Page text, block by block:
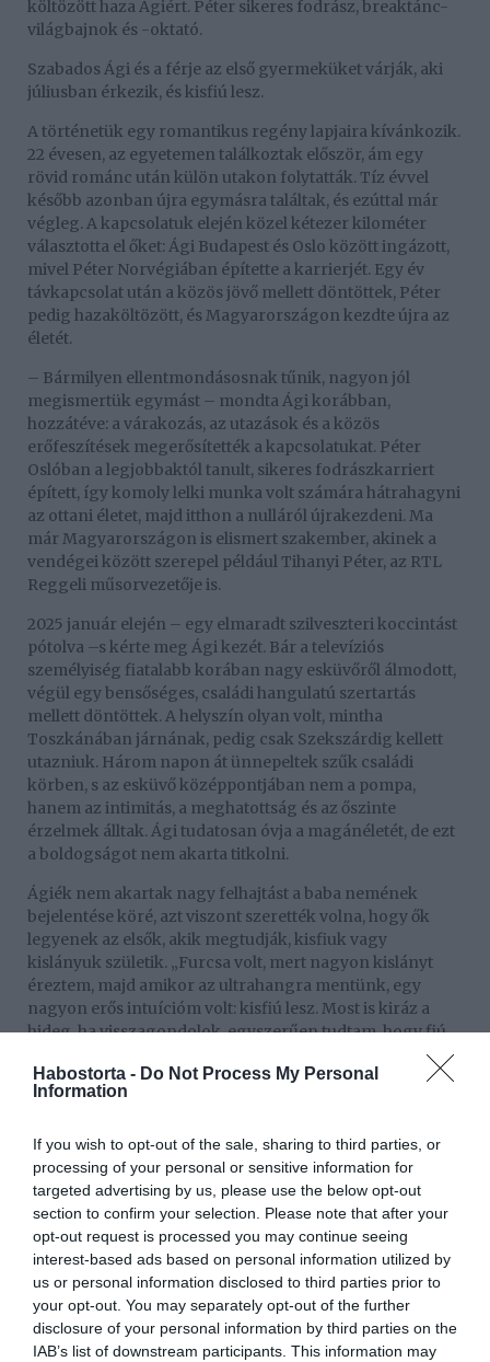
Habostorta - Do Not Process My Personal
Information
If you wish to opt-out of the sale, sharing to third parties, or
processing of your personal or sensitive information for
targeted advertising by us, please use the below opt-out
section to confirm your selection. Please note that after your
opt-out request is processed you may continue seeing
interest-based ads based on personal information utilized by
us or personal information disclosed to third parties prior to
your opt-out. You may separately opt-out of the further
disclosure of your personal information by third parties on the
IAB’s list of downstream participants. This information may
költözött haza Ágiért. Péter sikeres fodrász, breaktánc-
világbajnok és -oktató.
Szabados Ági és a férje az első gyermeküket várják, aki
júliusban érkezik, és kisfiú lesz.
A történetük egy romantikus regény lapjaira kívánkozik.
22 évesen, az egyetemen találkoztak először, ám egy
rövid románc után külön utakon folytatták. Tíz évvel
később azonban újra egymásra találtak, és ezúttal már
végleg. A kapcsolatuk elején közel kétezer kilométer
választotta el őket: Ági Budapest és Oslo között ingázott,
mivel Péter Norvégiában építette a karrierjét. Egy év
távkapcsolat után a közös jövő mellett döntöttek, Péter
pedig hazaköltözött, és Magyarországon kezdte újra az
életét.
– Bármilyen ellentmondásosnak tűnik, nagyon jól
megismertük egymást – mondta Ági korábban,
hozzátéve: a várakozás, az utazások és a közös
erőfeszítések megerősítették a kapcsolatukat. Péter
Oslóban a legjobbaktól tanult, sikeres fodrászkarriert
épített, így komoly lelki munka volt számára hátrahagyni
az ottani életet, majd itthon a nulláról újrakezdeni. Ma
már Magyarországon is elismert szakember, akinek a
vendégei között szerepel például Tihanyi Péter, az RTL
Reggeli műsorvezetője is.
2025 január elején – egy elmaradt szilveszteri koccintást
pótolva –s kérte meg Ági kezét. Bár a televíziós
személyiség fiatalabb korában nagy esküvőről álmodott,
végül egy bensőséges, családi hangulatú szertartás
mellett döntöttek. A helyszín olyan volt, mintha
Toszkánában járnának, pedig csak Szekszárdig kellett
utazniuk. Három napon át ünnepeltek szűk családi
körben, s az esküvő középpontjában nem a pompa,
hanem az intimitás, a meghatottság és az őszinte
érzelmek álltak. Ági tudatosan óvja a magánéletét, de ezt
a boldogságot nem akarta titkolni.
Ágiék nem akartak nagy felhajtást a baba nemének
bejelentése köré, azt viszont szerették volna, hogy ők
legyenek az elsők, akik megtudják, kisfiuk vagy
kislányuk születik. „Furcsa volt, mert nagyon kislányt
éreztem, majd amikor az ultrahangra mentünk, egy
nagyon erős intuícióm volt: kisfiú lesz. Most is kiráz a
hideg, ha visszagondolok, egyszerűen tudtam, hogy fiú.
Megvolt a lánynevünk is, s egy picit sajnálom, hogy el
kellett engednünk” – mesélte.
ismerősen: kevésbé ismert tény, hogy breaktánc-
világbajnok. 2002-ben találkozott először a breakkel,
amely azóta is meghatározó része az életének. Napi négy
órát edz, hiszen – ahogy vallja – ebben a műfajban
minden mozdulat mögött évek munkája áll. Az Air Force
Crew tagjaként és egyéniben is számos sikert ért el, a
legnagyobb eredménye pedig a 2010-ben szerzett
világbajnoki cím felnőtt break kategóriában. Bár a
táncból Magyarországon nehéz megélni, az oktatás
mellett civil munkát is vállal, miközben a break továbbra